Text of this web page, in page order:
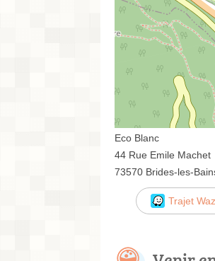
Eco Blanc
44 Rue Emile Machet
73570 Brides-les-
Trajet